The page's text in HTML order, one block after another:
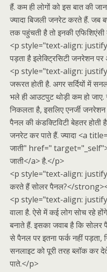
हैं. कम ही लोगों को इस बात की
ज्यादा बिजली जनरेट करते हैं. जब
तक पहुंचती है तो इनकी
<p style="text-align:
पड़ता है इलेक्ट्रिसिटी जनरेशन
<p style="text-align:
जरूरत होती है. अगर सर्दियों में
भले ही आउटपुट थोड़ी कम हो जाए.
निकलता है, इसलिए एनर्जी
पैनल की कंडक्टिविटी बेहतर होती
जनरेट कर पाते हैं. ज्यादा <a
जाती" href="
जाती</a> है.</p>
<p style="text-align:
करते हैं सोलर पैनल?</
<p style="text-align:
वाला है. ऐसे में कई लोग सोच रहे
बनाते हैं. इसका जवाब है कि सोलर
से पैनल पर इतना फर्क नहीं पड़ता,
सनलाइट को पूरी तरह ब्लॉक कर
पाते.</p>